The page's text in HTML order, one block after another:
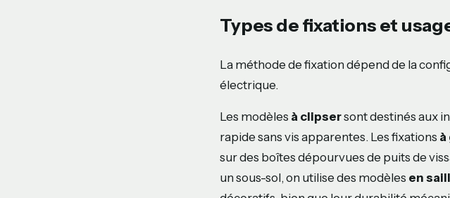
Types de fixations et
La méthode de fixation dépend de la
électrique.
Les modèles à clipsersont destinés aux
rapide sans vis apparentes. Les fixations
sur des boîtes dépourvues de puits de
un sous-sol, on utilise des modèles en